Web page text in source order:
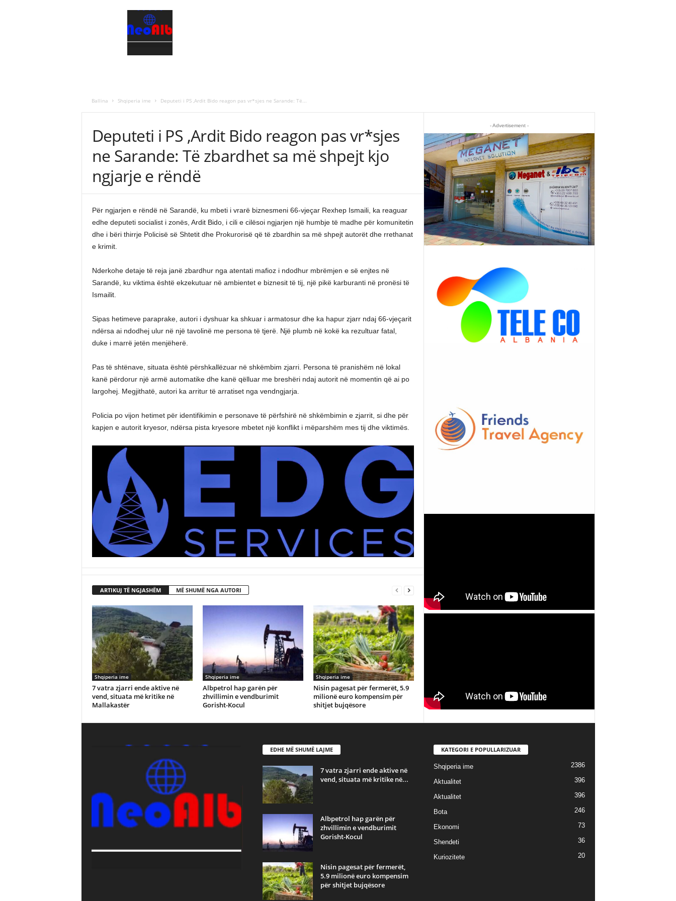
Ballina Shqiperia ime Deputeti i PS ,Ardit Bido reagon pas vr*sjes ne Sarande: Të...
Deputeti i PS ,Ardit Bido reagon pas vr*sjes
ne Sarande: Të zbardhet sa më shpejt kjo
ngjarje e rëndë
Për ngjarjen e rëndë në Sarandë, ku mbeti i vrarë biznesmeni 66-vjeçar Rexhep Ismaili, ka reaguar
edhe deputeti socialist i zonës, Ardit Bido, i cili e cilësoi ngjarjen një humbje të madhe për komunitetin
dhe i bëri thirrje Policisë së Shtetit dhe Prokurorisë që të zbardhin sa më shpejt autorët dhe rrethanat
e krimit.
Nderkohe detaje të reja janë zbardhur nga atentati mafioz i ndodhur mbrëmjen e së enjtes në
Sarandë, ku viktima është ekzekutuar në ambientet e biznesit të tij, një pikë karburanti në pronësi të
Ismailit.
Sipas hetimeve paraprake, autori i dyshuar ka shkuar i armatosur dhe ka hapur zjarr ndaj 66-vjeçarit
ndërsa ai ndodhej ulur në një tavolinë me persona të tjerë. Një plumb në kokë ka rezultuar fatal,
duke i marrë jetën menjëherë.
Pas të shtënave, situata është përshkallëzuar në shkëmbim zjarri. Persona të pranishëm në lokal
kanë përdorur një armë automatike dhe kanë qëlluar me breshëri ndaj autorit në momentin që ai po
largohej. Megjithatë, autori ka arritur të arratiset nga vendngjarja.
Policia po vijon hetimet për identifikimin e personave të përfshirë në shkëmbimin e zjarrit, si dhe për
kapjen e autorit kryesor, ndërsa pista kryesore mbetet një konflikt i mëparshëm mes tij dhe viktimës.
ARTIKUJ TË NGJASHËM MË SHUMË NGA AUTORI
Shqiperia ime
7 vatra zjarri ende aktive në
vend, situata më kritike në
Mallakastër
Shqiperia ime
Albpetrol hap garën për
zhvillimin e vendburimit
Gorisht-Kocul
Shqiperia ime
Nisin pagesat për fermerët, 5.9
milionë euro kompensim për
shitjet bujqësore
- Advertisement -
EDHE MË SHUMË LAJME
7 vatra zjarri ende aktive në
vend, situata më kritike në...
Albpetrol hap garën për
zhvillimin e vendburimit
Gorisht-Kocul
Nisin pagesat për fermerët,
5.9 milionë euro kompensim
për shitjet bujqësore
KATEGORI E POPULLARIZUAR
Shqiperia ime 2386
Aktualitet 396
Aktualitet 396
Bota 246
Ekonomi 73
Shendeti 36
Kuriozitete 20